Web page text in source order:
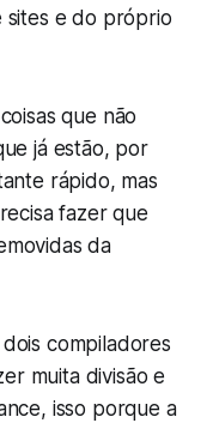
sites e do próprio
que não
já estão, por
rápido, mas
fazer que
da
compiladores
muita divisão e
isso porque a